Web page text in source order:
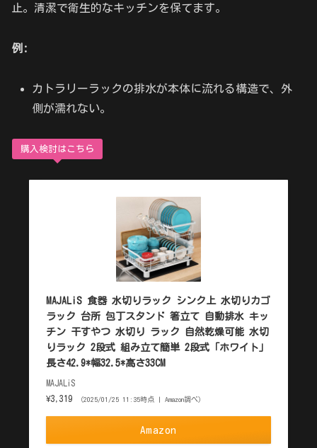
止。清潔で衛生的なキッチンを保てます。
例:
カトラリーラックの排水が本体に流れる構造で、外
側が濡れない。
購入検討はこちら
MAJALiS 食器 水切りラック シンク上 水切りカゴ
ラック 台所 包丁スタンド 箸立て 自動排水 キッ
チン 干すやつ 水切り ラック 自然乾燥可能 水切
りラック 2段式 組み立て簡単 2段式「ホワイト」
長さ42.9*幅32.5*高さ33CM
MAJALiS
¥3,319
（2025/01/25 11:35時点 | Amazon調べ）
Amazon